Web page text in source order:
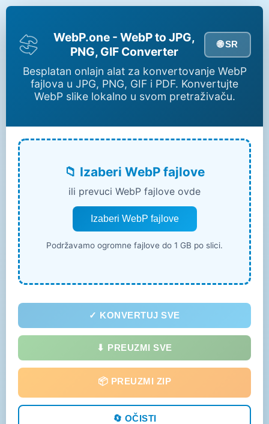
WebP.one - WebP to JPG,
PNG, GIF Converter
🌐 SR
Besplatan onlajn alat za konvertovanje WebP
fajlova u JPG, PNG, GIF i PDF. Konvertujte
WebP slike lokalno u svom pretraživaču.
📁 Izaberi WebP fajlove
ili prevuci WebP fajlove ovde
Izaberi WebP fajlove
Podržavamo ogromne fajlove do 1 GB po slici.
✓ KONVERTUJ SVE
⬇ PREUZMI SVE
📦 PREUZMI ZIP
🔄 OČISTI